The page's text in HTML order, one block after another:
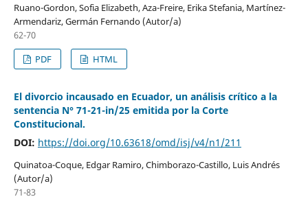
Ruano-Gordon, Sofia Elizabeth, Aza-Freire, Erika Stefania, Martínez-
Armendariz, Germán Fernando (Autor/a)
62-70
PDF
HTML
El divorcio incausado en Ecuador, un análisis crítico a la
sentencia N° 71-21-in/25 emitida por la Corte
Constitucional.
DOI: https://doi.org/10.63618/omd/isj/v4/n1/211
Quinatoa-Coque, Edgar Ramiro, Chimborazo-Castillo, Luis Andrés
(Autor/a)
71-83